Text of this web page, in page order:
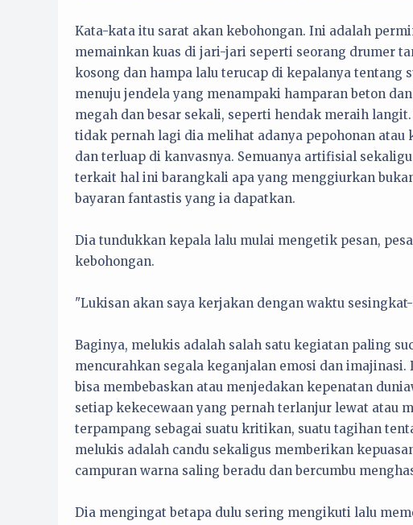
Kata-kata itu sarat akan kebohongan. Ini adalah
memainkan kuas di jari-jari seperti seorang drumer
kosong dan hampa lalu terucap di kepalanya tentang
menuju jendela yang menampaki hamparan beton
megah dan besar sekali, seperti hendak meraih
tidak pernah lagi dia melihat adanya pepohonan
dan terluap di kanvasnya. Semuanya artifisial
terkait hal ini barangkali apa yang menggiurkan
bayaran fantastis yang ia dapatkan.
Dia tundukkan kepala lalu mulai mengetik pesan,
kebohongan.
"Lukisan akan saya kerjakan dengan waktu
Baginya, melukis adalah salah satu kegiatan paling
mencurahkan segala keganjalan emosi dan
bisa membebaskan atau menjedakan kepenatan
setiap kekecewaan yang pernah terlanjur lewat atau
terpampang sebagai suatu kritikan, suatu tagihan
melukis adalah candu sekaligus memberikan
campuran warna saling beradu dan bercumbu
Dia mengingat betapa dulu sering mengikuti lalu